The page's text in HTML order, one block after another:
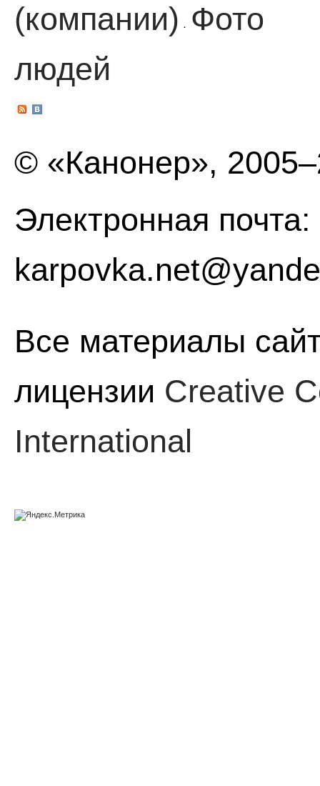
(компании)
·
Фото
людей
© «Канонер»,
Электронная почта:
Все материалы
лицензии Creative
International